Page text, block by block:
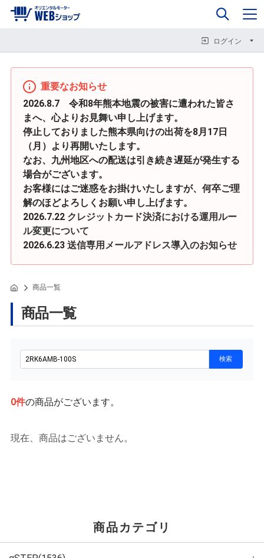
企業情報
ログイン
カート 0
重要なお知らせ
2026.8.7 令和8年熊本地震の被害に遭われた皆さ
まへ、心よりお見舞い申し上げます。
停止しておりました熊本県向けの出荷を8月17日
（月）より再開いたします。
なお、九州地区への配送は引き続き遅延が発生する
場合がございます。
お客様にはご迷惑をお掛けいたしますが、何卒ご理
解のほどよろしくお願い申し上げます。
2026.7.22 クレジットカード決済における運用ルー
ル変更について
2026.6.23 送信専用メールアドレス導入のお知らせ
商品一覧
商品一覧
0件の商品がございます。
現在、商品はございません。
商品カテゴリ